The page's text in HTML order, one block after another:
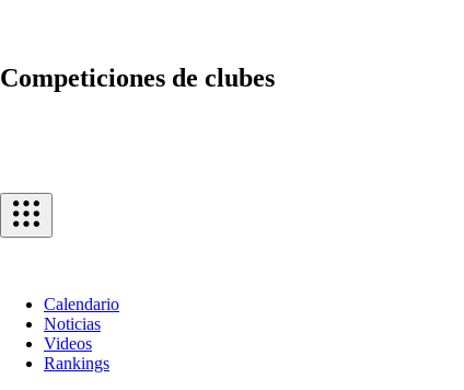
Competiciones de clubes
Calendario
Noticias
Videos
Rankings